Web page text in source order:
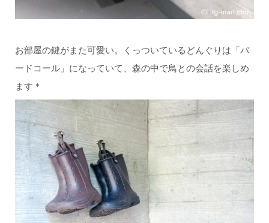
お部屋の鍵がまた可愛い。くっついているどんぐりは「バ
ードコール」になっていて、森の中で鳥との会話を楽しめ
ます＊